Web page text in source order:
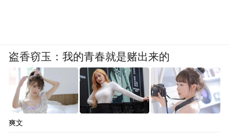
盗香窃玉：我的青春就是赌出来的
爽文